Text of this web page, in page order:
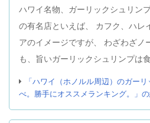
ハワイ名物、ガーリックシュリン
の有名店といえば、 カフク、ハレ
アのイメージですが、 わざわざノ
も、旨いガーリックシュリンプ
「ハワイ（ホノルル周辺）のガー
べ。勝手にオススメランキング。」